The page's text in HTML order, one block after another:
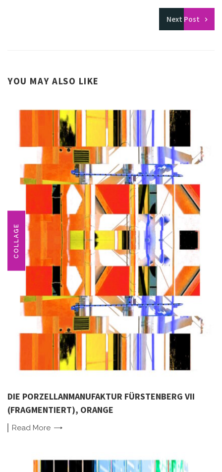
Next Post
YOU MAY ALSO LIKE
COLLAGE
DIE PORZELLANMANUFAKTUR FÜRSTENBERG VII
(FRAGMENTIERT), ORANGE
Read More